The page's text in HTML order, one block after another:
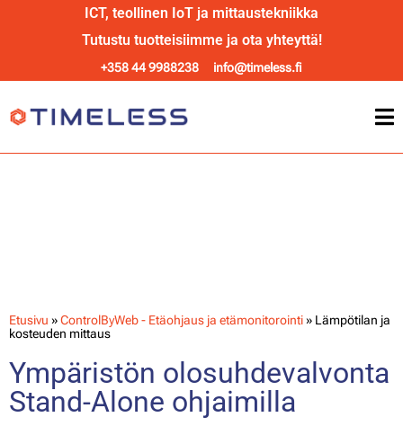
ICT, teollinen IoT ja mittaustekniikka
Tutustu tuotteisiimme ja ota yhteyttä!
+358 44 9988238 info@timeless.fi
Etusivu »ControlByWeb - Etäohjaus ja etämonitorointi» Lämpötilan ja
kosteuden mittaus
Ympäristön olosuhdevalvonta
Stand-Alone ohjaimilla